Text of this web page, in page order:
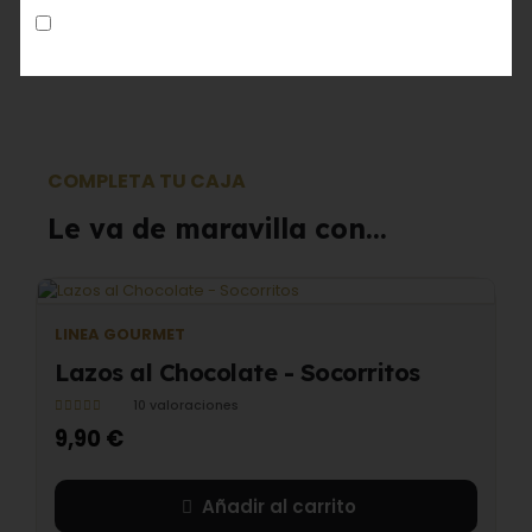
COMPLETA TU CAJA
Le va de maravilla con...
LINEA GOURMET
Lazos al Chocolate - Socorritos
10 valoraciones
9,90 €
Añadir al carrito